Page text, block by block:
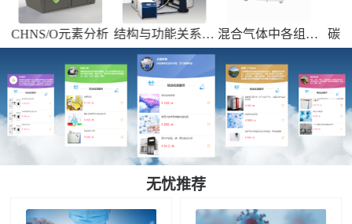
碳氮同位素分析
13 15
送国内合作实验室
检测
析 结构与功能关系、
学反应动力学研究
混合气体中各组成
分的分析检测，焦
无忧推荐